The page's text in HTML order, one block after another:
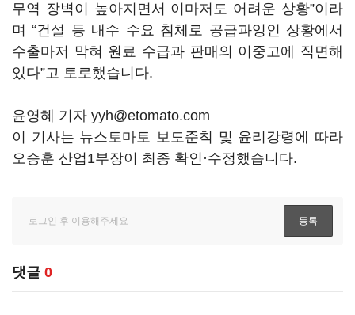
무역 장벽이 높아지면서 이마저도 어려운 상황”이라
며 “건설 등 내수 수요 침체로 공급과잉인 상황에서
수출마저 막혀 원료 수급과 판매의 이중고에 직면해
있다”고 토로했습니다.
윤영혜 기자 yyh@etomato.com
이 기사는 뉴스토마토 보도준칙 및 윤리강령에 따라
오승훈 산업1부장이 최종 확인·수정했습니다.
댓글 0